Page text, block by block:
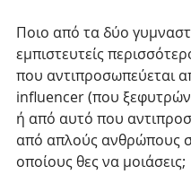
Ποιο από τα δύο
εμπιστευτείς
που αντιπροσωπεύεται
influencer (που
ή από αυτό που
από απλούς ανθρώπους
οποίους θες να μοιάσεις;